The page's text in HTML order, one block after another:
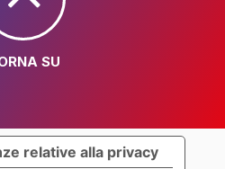
SU
relative alla privacy